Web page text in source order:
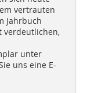
vertrauten
Jahrbuch
verdeutlichen,
unter
uns eine E-